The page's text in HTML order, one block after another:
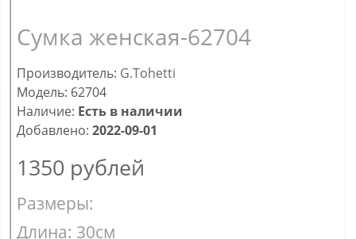
Сумка женская-62704
Производитель: G.Tohetti
Модель: 62704
Наличие: Есть в наличии
Добавлено: 2022-09-01
1350 рублей
Размеры:
Длина: 30см